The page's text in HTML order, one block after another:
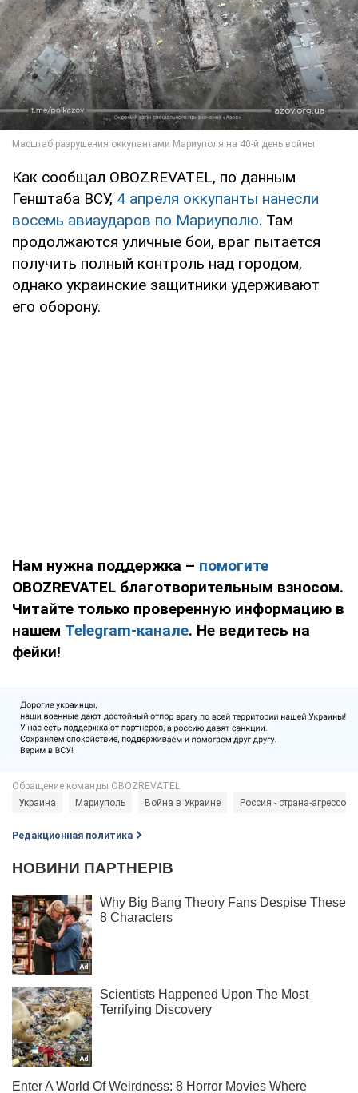
Как сообщал OBOZREVATEL, по данным
Генштаба ВСУ, 4 апреля оккупанты нанесли
восемь авиаударов по Мариуполю. Там
продолжаются уличные бои, враг пытается
получить полный контроль над городом,
однако украинские защитники удерживают
его оборону.
Нам нужна поддержка – помогите
OBOZREVATEL благотворительным взносом.
Читайте только проверенную информацию в
нашем Telegram-канале. Не ведитесь на
фейки!
Украина Мариуполь Война в Украине Россия - страна-агрессор
Редакционная политика